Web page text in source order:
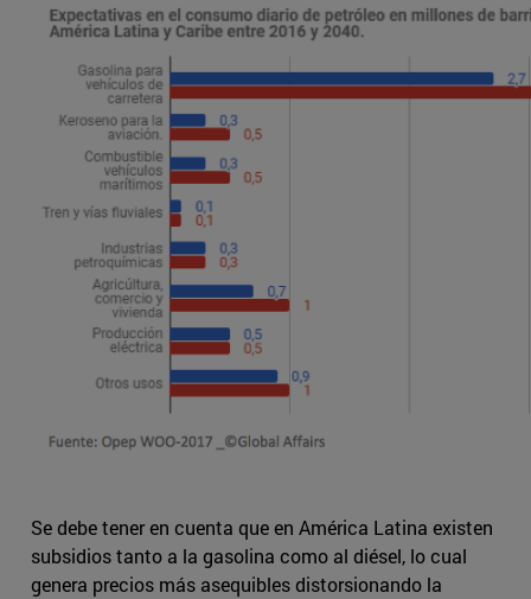
Se debe tener en cuenta que en América Latina existen
subsidios tanto a la gasolina como al diésel, lo cual
genera precios más asequibles distorsionando la